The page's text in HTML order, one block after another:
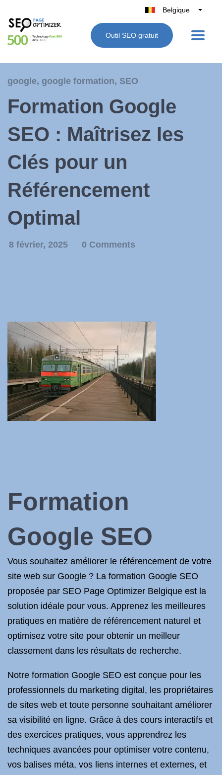
Belgique
België
Nederland
España
Outil SEO gratuit
google, google formation, SEO
Formation Google
SEO : Maîtrisez les
Clés pour un
Référencement
Optimal
8 février, 2025 0 Comments
Formation
Google SEO
Vous souhaitez améliorer le référencement de votre
site web sur Google ? La formation Google SEO
proposée par SEO Page Optimizer Belgique est la
solution idéale pour vous. Apprenez les meilleures
pratiques en matière de référencement naturel et
optimisez votre site pour obtenir un meilleur
classement dans les résultats de recherche.
Notre formation Google SEO est conçue pour les
professionnels du marketing digital, les propriétaires
de sites web et toute personne souhaitant améliorer
sa visibilité en ligne. Grâce à des cours interactifs et
des exercices pratiques, vous apprendrez les
techniques avancées pour optimiser votre contenu,
vos balises méta, vos liens internes et externes, et